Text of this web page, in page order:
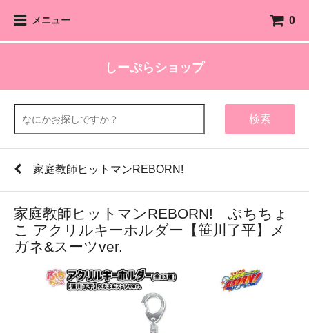
メニュー 0
しーぷらショップ
検索
家庭教師ヒットマンREBORN!
家庭教師ヒットマンREBORN! ぷちちょ
こ アクリルキーホルダー【笹川了平】メ
ガネ&スーツver.